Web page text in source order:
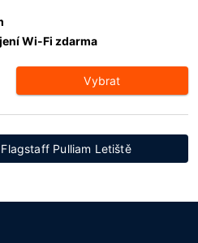
Wi-Fi zdarma
Vybrat
Pulliam Letiště